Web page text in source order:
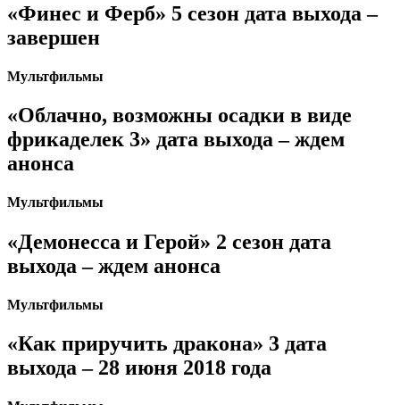
«Финес и Ферб» 5 сезон дата выхода –
завершен
Мультфильмы
«Облачно, возможны осадки в виде
фрикаделек 3» дата выхода – ждем
анонса
Мультфильмы
«Демонесса и Герой» 2 сезон дата
выхода – ждем анонса
Мультфильмы
«Как приручить дракона» 3 дата
выхода – 28 июня 2018 года